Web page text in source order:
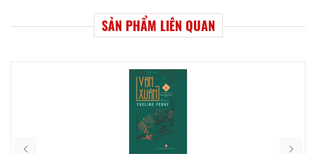
SẢN PHẨM LIÊN QUAN